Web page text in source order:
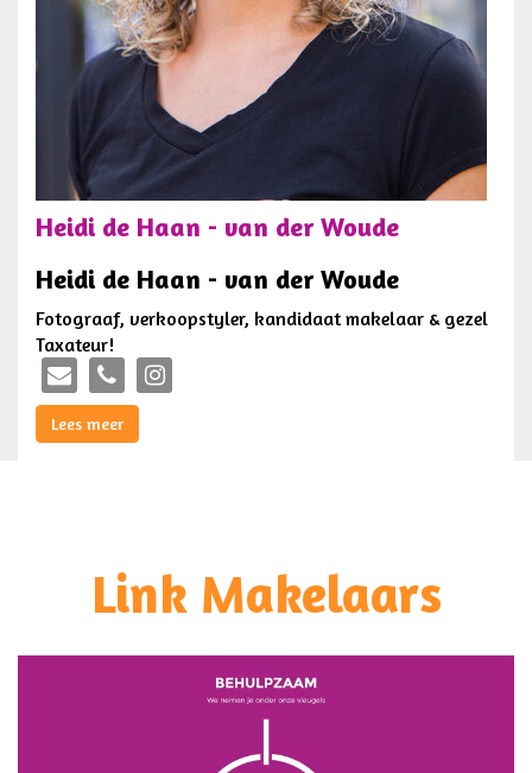
Heidi de Haan - van der Woude
Heidi de Haan - van der Woude
Fotograaf, verkoopstyler, kandidaat makelaar & gezel
Taxateur!
Lees meer
Link Makelaars